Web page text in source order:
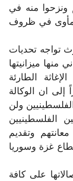
ونزحوا منه في
بدون مأوى في ظروف
تواجه تحديات
منها ميزانيتها
الطارئة
ان الوكالة
ولن
الفلسطينيين
وتقديم
غزة وسوريا
على كافة